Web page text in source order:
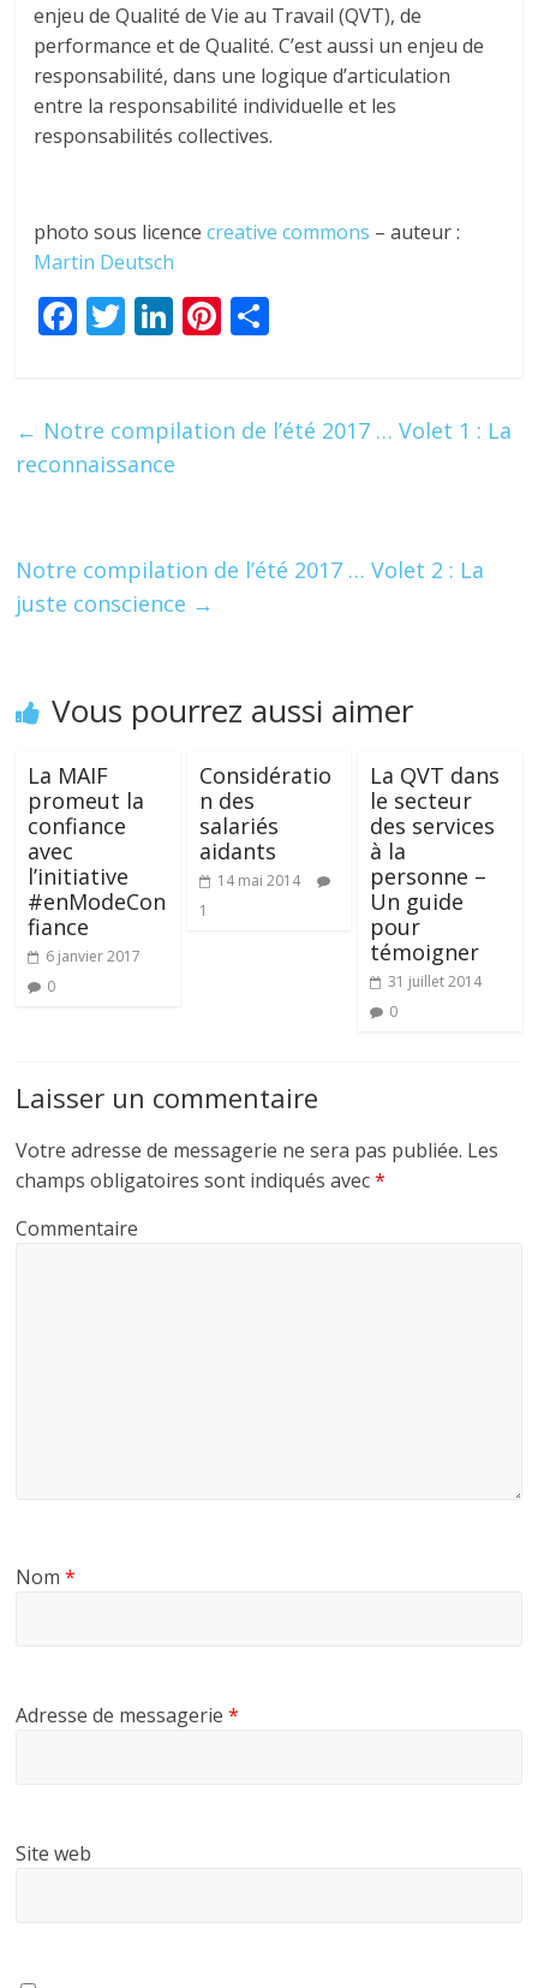
enjeu de Qualité de Vie au Travail (QVT), de
performance et de Qualité. C’est aussi un enjeu de
responsabilité, dans une logique d’articulation
entre la responsabilité individuelle et les
responsabilités collectives.
photo sous licencecreative commons – auteur :
Martin Deutsch
F
b
o
T
er
Li
e
dI
Pi
e g
← Notre compilation de l’été 2017 … Volet 1 : La
reconnaissance
Notre compilation de l’été 2017 … Volet 2 : La
juste conscience →
Vous pourrez aussi aimer
La MAIF
promeut la
confiance
avec
l’initiative
#enModeCon
fiance
6 janvier 2017
0
Considératio
n des
salariés
aidants
14 mai 2014
1
La QVT dans
le secteur
des services
à la
personne –
Un guide
pour
témoigner
31 juillet 2014
0
Laisser un commentaire
Votre adresse de messagerie ne sera pas publiée. Les
champs obligatoires sont indiqués avec*
Commentaire
Nom*
Adresse de messagerie*
Site web